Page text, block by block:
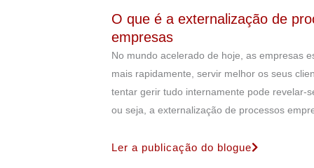
O que é a externalização de
empresas
No mundo acelerado de hoje, as empresas
mais rapidamente, servir melhor os seus
tentar gerir tudo internamente pode revelar-
ou seja, a externalização de processos
Ler a publicação do blogue